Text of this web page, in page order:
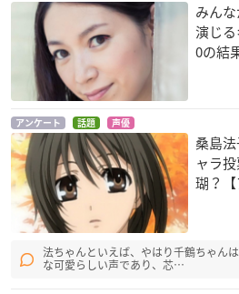
魍魎の匣
中禅寺敦子
CLANNAD ～
STORY～
坂上智代
みん
演じ
0の結
アンケート 話題 声優
桑島
ャラ
瑚？【
法ちゃんといえば、やはり千鶴ちゃん
な可愛らしい声であり、芯…